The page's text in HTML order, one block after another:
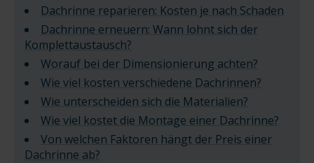
Dachrinne reparieren: Kosten je nach Schaden
Dachrinne erneuern: Wann lohnt sich der
Komplettaustausch?
Worauf bei der Dimensionierung achten?
Wie viel kosten verschiedene Dachrinnen?
Wie unterscheiden sich die Materialien?
Wie viel kostet die Montage einer Dachrinne?
Von welchen Faktoren hängt der Preis einer
Dachrinne ab?